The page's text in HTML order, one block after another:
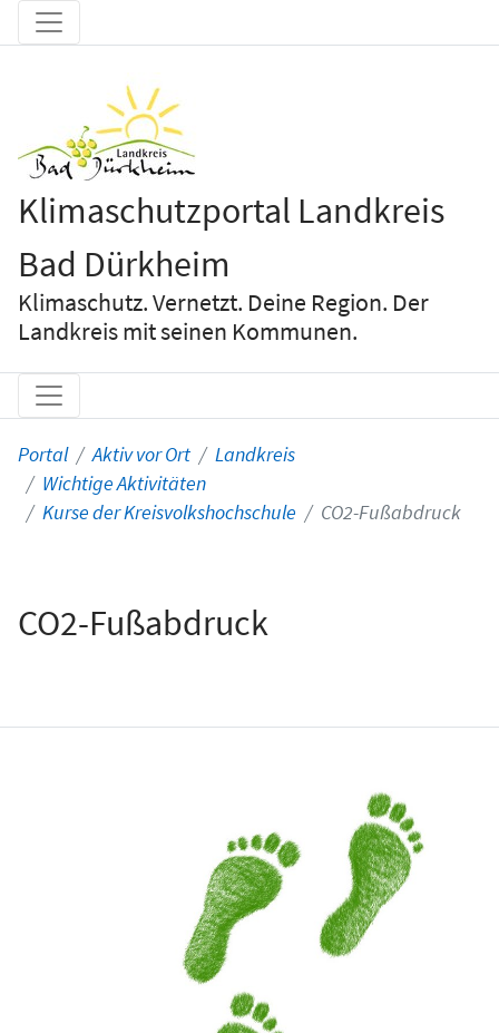
Klimaschutzportal Landkreis
Bad Dürkheim
Klimaschutz. Vernetzt. Deine Region. Der
Landkreis mit seinen Kommunen.
Portal Aktiv vor Ort
Landkreis
Wichtige Aktivitäten
Kurse der Kreisvolkshochschule
CO2-Fußabdruck
CO2-Fußabdruck